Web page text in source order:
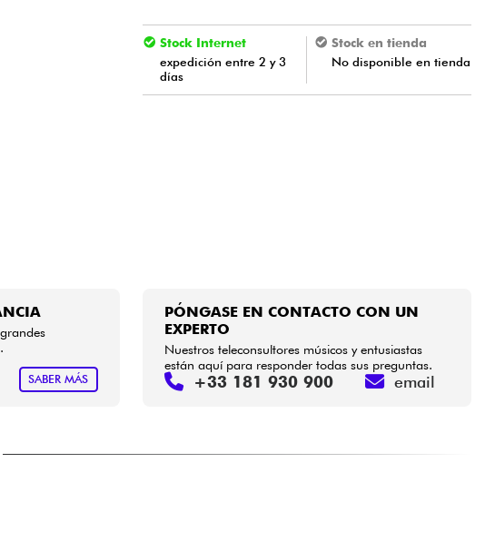
Stock Internet
expedición entre 2 y 3
días
Stock en tienda
No disponible en tienda
SABER MÁS
PÓNGASE EN CONTACTO CON UN
EXPERTO
Nuestros teleconsultores músicos y entusiastas
están aquí para responder todas sus preguntas.
+33 181 930 900 email